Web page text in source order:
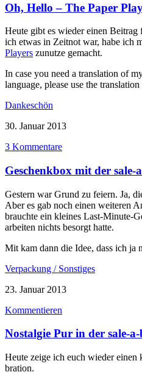
Oh, Hello – The Paper
Heute gibt es wieder einen Beitrag
ich etwas in Zeitnot war, habe ich
Players zunutze gemacht.
In case you need a translation of
language, please use the
Dankeschön
30. Januar 2013
3 Kommentare
Geschenkbox mit der sale-
Gestern war Grund zu feiern. Ja,
Aber es gab noch einen weiteren
brauchte ein kleines Last-Minute-
arbeiten nichts besorgt hatte.
Mit kam dann die Idee, dass ich ja
Verpackung / Sonstiges
23. Januar 2013
Kommentieren
Nostalgie Pur in der sale-
Heute zeige ich euch wieder
bration.